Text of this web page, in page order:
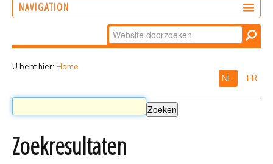
NAVIGATION
Zoek
Geavanceerd
U bent hier: Home
NL FR
Zoekresultaten